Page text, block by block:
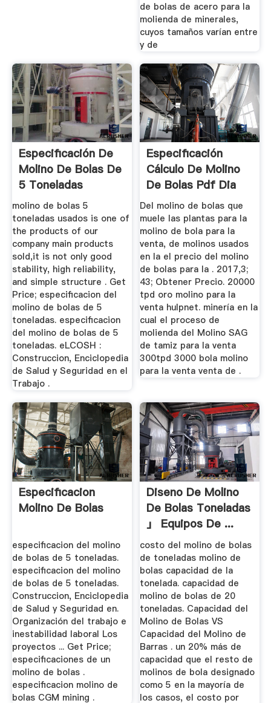
de bolas de acero para la
molienda de minerales,
cuyos tamaños varían entre
y de
Especificación De
Molino De Bolas De
5 Toneladas
molino de bolas 5
toneladas usados is one of
the products of our
company main products
sold,it is not only good
stability, high reliability,
and simple structure . Get
Price; especificacion del
molino de bolas de 5
toneladas. especificacion
del molino de bolas de 5
toneladas. eLCOSH :
Construccion, Enciclopedia
de Salud y Seguridad en el
Trabajo .
Especificación
Cálculo De Molino
De Bolas Pdf Dia
2000 Mm ...
Del molino de bolas que
muele las plantas para la
molino de bola para la
venta, de molinos usados
en la el precio del molino
de bolas para la . 2017,3;
43; Obtener Precio. 20000
tpd oro molino para la
venta hulpnet. minería en la
cual el proceso de
molienda del Molino SAG
de tamiz para la venta
300tpd 3000 bola molino
para la venta venta de .
Especificacion
Molino De Bolas
especificacion del molino
de bolas de 5 toneladas.
especificacion del molino
de bolas de 5 toneladas.
Construccion, Enciclopedia
de Salud y Seguridad en.
Organización del trabajo e
inestabilidad laboral Los
proyectos ... Get Price;
especificaciones de un
molino de bolas .
especificacion molino de
bolas CGM mining .
Diseno De Molino
De Bolas Toneladas
」 Equipos De ...
costo del molino de bolas
de toneladas molino de
bolas capacidad de la
tonelada. capacidad de
molino de bolas de 20
toneladas. Capacidad del
Molino de Bolas VS
Capacidad del Molino de
Barras . un 20% más de
capacidad que el resto de
molinos de bola designado
como 5 en la mayoría de
los casos, el costo por